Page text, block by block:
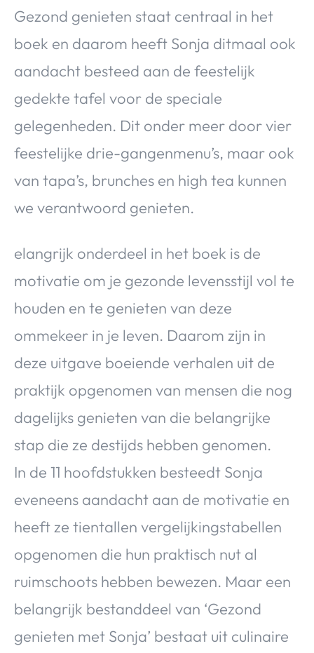
Travel
Lifestyle
Gezond genieten staat centraal in het
boek en daarom heeft Sonja ditmaal ook
aandacht besteed aan de feestelijk
gedekte tafel voor de speciale
gelegenheden. Dit onder meer door vier
feestelijke drie-gangenmenu’s, maar ook
van tapa’s, brunches en high tea kunnen
we verantwoord genieten.
elangrijk onderdeel in het boek is de
motivatie om je gezonde levensstijl vol te
houden en te genieten van deze
ommekeer in je leven. Daarom zijn in
deze uitgave boeiende verhalen uit de
praktijk opgenomen van mensen die nog
dagelijks genieten van die belangrijke
stap die ze destijds hebben genomen.
In de 11 hoofdstukken besteedt Sonja
eveneens aandacht aan de motivatie en
heeft ze tientallen vergelijkingstabellen
opgenomen die hun praktisch nut al
ruimschoots hebben bewezen. Maar een
belangrijk bestanddeel van ‘Gezond
genieten met Sonja’ bestaat uit culinaire